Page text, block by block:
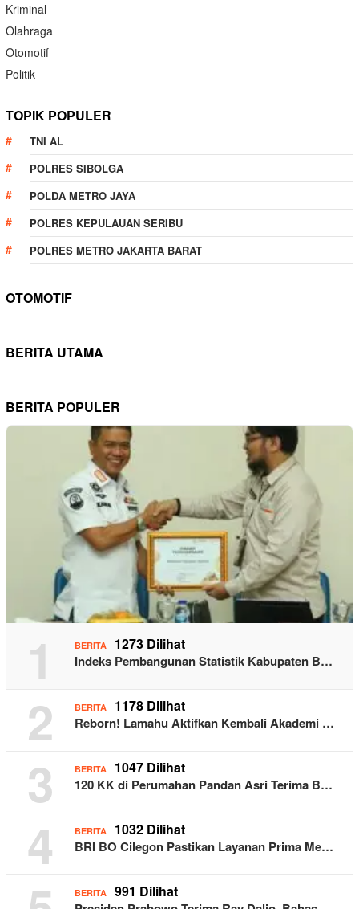
Kriminal
Olahraga
Otomotif
Politik
TOPIK POPULER
TNI AL
POLRES SIBOLGA
POLDA METRO JAYA
POLRES KEPULAUAN SERIBU
POLRES METRO JAKARTA BARAT
OTOMOTIF
BERITA UTAMA
BERITA POPULER
1 BERITA 1273 Dilihat
Indeks Pembangunan Statistik Kabupaten B…
2 BERITA 1178 Dilihat
Reborn! Lamahu Aktifkan Kembali Akademi …
3 BERITA 1047 Dilihat
120 KK di Perumahan Pandan Asri Terima B…
4 BERITA 1032 Dilihat
BRI BO Cilegon Pastikan Layanan Prima Me…
BERITA 991 Dilihat